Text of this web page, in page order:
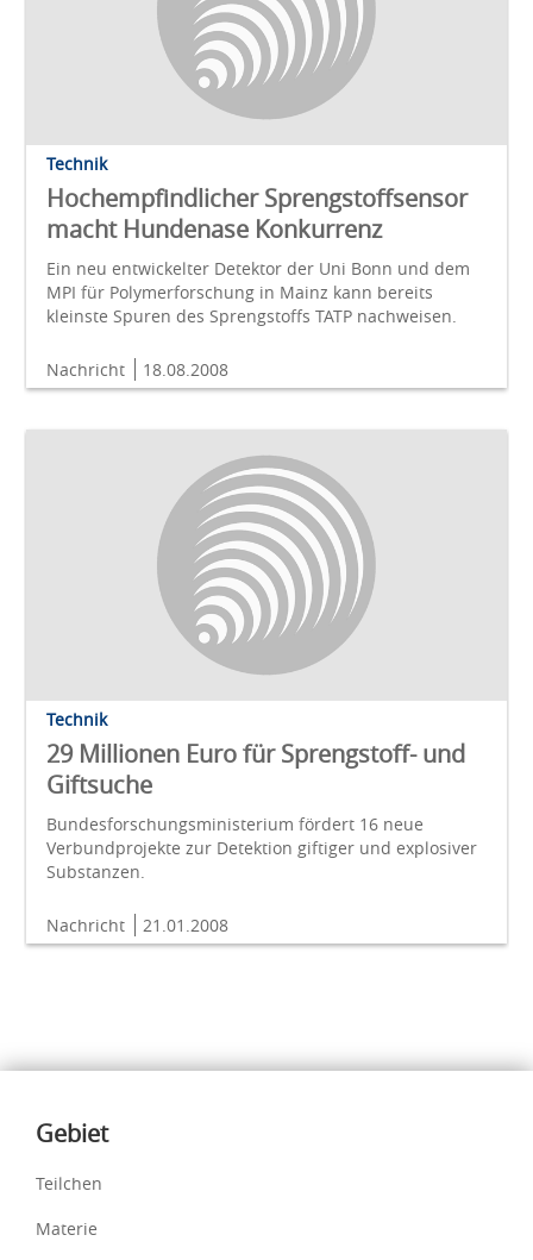
Technik
Hochempfindlicher Sprengstoffsensor
macht Hundenase Konkurrenz
Ein neu entwickelter Detektor der Uni Bonn und dem
MPI für Polymerforschung in Mainz kann bereits
kleinste Spuren des Sprengstoffs TATP nachweisen.
Nachricht 18.08.2008
Technik
29 Millionen Euro für Sprengstoff- und
Giftsuche
Bundesforschungsministerium fördert 16 neue
Verbundprojekte zur Detektion giftiger und explosiver
Substanzen.
Nachricht 21.01.2008
Inhalte
Gebiet
Teilchen
Materie